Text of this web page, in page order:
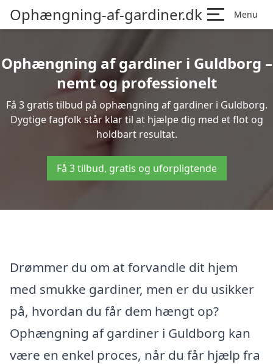
Ophængning-af-gardiner.dk Menu
Ophængning af gardiner i Guldborg –
nemt og professionelt
Få 3 gratis tilbud på ophængning af gardiner i Guldborg.
Dygtige fagfolk står klar til at hjælpe dig med et flot og
holdbart resultat.
Få 3 tilbud, gratis og uforpligtende
Drømmer du om at forvandle dit hjem
med smukke gardiner, men er du usikker
på, hvordan du får dem hængt op?
Ophængning af gardiner i Guldborg kan
være en enkel proces, når du får hjælp fra